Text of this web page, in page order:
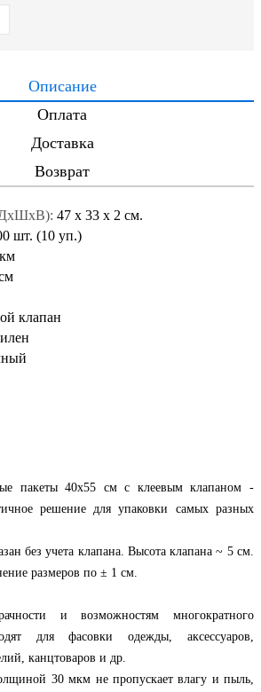
Описание
Оплата
Доставка
Возврат
47 x 33 x 2 см.
шт. (10 уп.)
клапан
пакеты 40x55 см с клеевым клапаном -
решение для упаковки самых разных
без учета клапана. Высота клапана ~ 5 см.
размеров по ± 1 см.
и возможностям многократного
для фасовки одежды, аксессуаров,
канцтоваров и др.
30 мкм не пропускает влагу и пыль,